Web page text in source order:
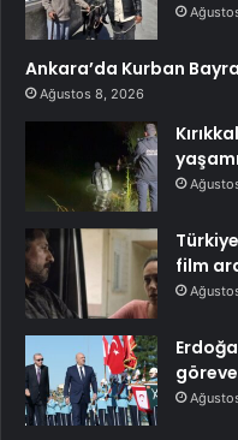
Ankara’da Kurban
Ağustos 8, 2026
film
göreve